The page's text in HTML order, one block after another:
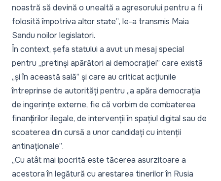
noastră să devină o unealtă a agresorului pentru a fi
folosită împotriva altor state”, le-a transmis Maia
Sandu noilor legislatori.
În context, șefa statului a avut un mesaj special
pentru „pretinși apărători ai democrației” care există
„și în această sală” și care au criticat acțiunile
întreprinse de autorități pentru „a apăra democrația
de ingerințe externe, fie că vorbim de combaterea
finanțărilor ilegale, de intervenții în spațiul digital sau de
scoaterea din cursă a unor candidați cu intenții
antinaționale”.
„Cu atât mai ipocrită este tăcerea asurzitoare a
acestora în legătură cu arestarea tinerilor în Rusia